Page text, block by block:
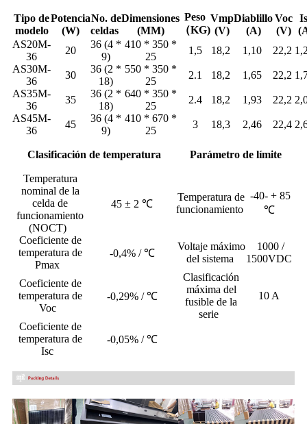
Tipo de
modelo
Potencia
(W)
No. de
celdas
Dimensiones
(MM)
Peso
（KG)
Vmp
(V)
Diablillo
(A)
Voc
(V)
AS20M-
36
20
36 (4 *
9)
410 * 350 *
25
1,5 18,2 1,10 22,2
AS30M-
36
30
36 (2 *
18)
550 * 350 *
25
2.1 18,2 1,65 22,2
AS35M-
36
35
36 (2 *
18)
640 * 350 *
25
2.4 18,2 1,93 22,2
AS45M-
36
45
36 (4 *
9)
410 * 670 *
25
3 18,3 2,46 22,4
Clasificación de temperatura Parámetro de límite
Temperatura
nominal de la
celda de
funcionamiento
(NOCT)
45 ± 2 ℃
Temperatura de
funcionamiento
-40- + 85
℃
Coeficiente de
temperatura de
Pmax
-0,4% / ℃
Voltaje máximo
del sistema
1000 /
1500VDC
Coeficiente de
temperatura de
Voc
-0,29% / ℃
Clasificación
máxima del
fusible de la
serie
10 A
Coeficiente de
temperatura de
Isc
-0,05% / ℃